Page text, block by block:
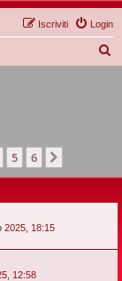
Login
Iscriviti
5 6
2025, 18:15
12:58